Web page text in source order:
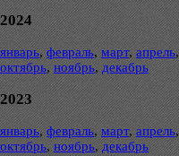
2024
январь, февраль, март, апрель,
октябрь, ноябрь, декабрь
2023
январь, февраль, март, апрель,
октябрь, ноябрь, декабрь